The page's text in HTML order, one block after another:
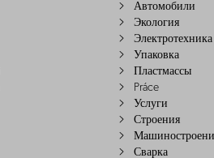
Автомобили
Экология
Электротехника
Упаковка
Пластмассы
Práce
Услуги
Строения
Сварка